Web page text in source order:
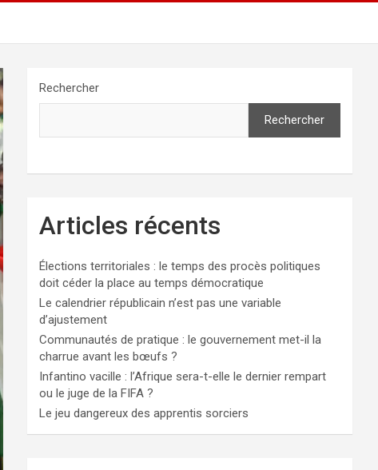
Rechercher
Rechercher
Articles récents
Élections territoriales : le temps des procès politiques
doit céder la place au temps démocratique
Le calendrier républicain n’est pas une variable
d’ajustement
Communautés de pratique : le gouvernement met-il la
charrue avant les bœufs ?
Infantino vacille : l’Afrique sera-t-elle le dernier rempart
ou le juge de la FIFA ?
Le jeu dangereux des apprentis sorciers